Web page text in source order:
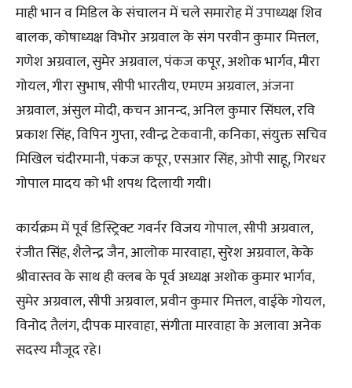
माही भान व मिडिल के संचालन में चले समारोह में उपाध्यक्ष शिव
बालक, कोषाध्यक्ष विभोर अग्रवाल के संग परवीन कुमार मित्तल,
गणेश अग्रवाल, सुमेर अग्रवाल, पंकज कपूर, अशोक भार्गव, मीरा
गोयल, गीरा सुभाष, सीपी भारतीय, एमएम अग्रवाल, अंजना
अग्रवाल, अंसुल मोदी, कचन आनन्द, अनिल कुमार सिंघल, रवि
प्रकाश सिंह, विपिन गुप्ता, रवीन्द्र टेकवानी, कनिका, संयुक्त सचिव
मिखिल चंदीरमानी, पंकज कपूर, एसआर सिंह, ओपी साहू, गिरधर
गोपाल मादय को भी शपथ दिलायी गयी।
कार्यक्रम में पूर्व डिस्ट्रिक्ट गवर्नर विजय गोपाल, सीपी अग्रवाल,
रंजीत सिंह, शैलेन्द्र जैन, आलोक मारवाहा, सुरेश अग्रवाल, केके
श्रीवास्तव के साथ ही क्लब के पूर्व अध्यक्ष अशोक कुमार भार्गव,
सुमेर अग्रवाल, सीपी अग्रवाल, प्रवीन कुमार मित्तल, वाईके गोयल,
विनोद तैलंग, दीपक मारवाहा, संगीता मारवाहा के अलावा अनेक
सदस्य मौजूद रहे।